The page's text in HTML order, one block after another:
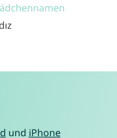
und iPhone